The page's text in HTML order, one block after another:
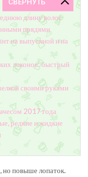
длину волос
прядями
на выпускной и на
локонов: быстрый
своими руками
2017 года
редкие и жидкие
но повыше лопаток.